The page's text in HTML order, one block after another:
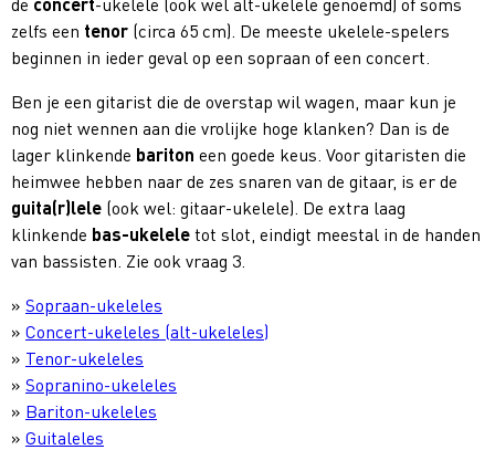
zelfs een tenor (circa 65 cm). De meeste ukelele-spelers
beginnen in ieder geval op een sopraan of een concert.
Ben je een gitarist die de overstap wil wagen, maar kun je
nog niet wennen aan die vrolijke hoge klanken? Dan is de
lager klinkende bariton een goede keus. Voor gitaristen die
heimwee hebben naar de zes snaren van de gitaar, is er de
guita(r)lele (ook wel: gitaar-ukelele). De extra laag
klinkende bas-ukeleletot slot, eindigt meestal in de handen
van bassisten. Zie ook vraag 3.
» Sopraan-ukeleles
» Concert-ukeleles (alt-ukeleles)
» Tenor-ukeleles
» Sopranino-ukeleles
» Bariton-ukeleles
» Guitaleles